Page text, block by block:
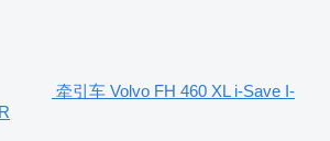
牵引车 Volvo FH 460 XL i-Save I-